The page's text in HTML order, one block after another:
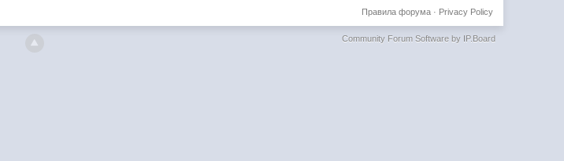
Privacy Policy
Правила форума·
Community Forum Software by IP.Board